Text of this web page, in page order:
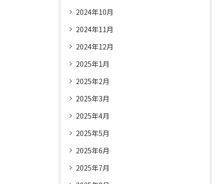
2024年10月
2024年11月
2024年12月
2025年1月
2025年2月
2025年3月
2025年4月
2025年5月
2025年6月
2025年7月